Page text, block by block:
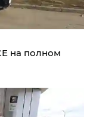
на полном